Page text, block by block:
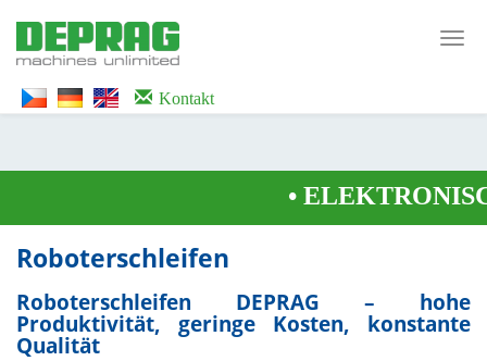
WTG9QS7C" height="0" width="0" style="display:none;visibility:hidden">
</iframe></noscript>
Kontakt
Roboterschleifen
Roboterschleifen DEPRAG – hohe
Produktivität, geringe Kosten, konstante
Qualität